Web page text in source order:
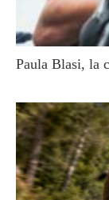
Paula Blasi, la